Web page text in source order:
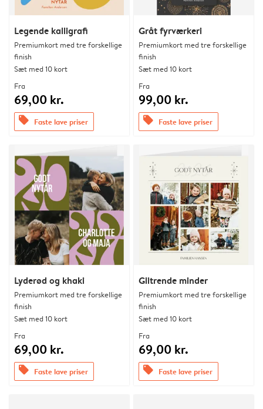
Legende kalligrafi
Premiumkort med tre forskellige
finish
Sæt med 10 kort
Fra
69,00 kr.
offers Faste lave priser
Gråt fyrværkeri
Premiumkort med tre forskellige
finish
Sæt med 10 kort
Fra
99,00 kr.
offers Faste lave priser
Lyderød og khaki
Premiumkort med tre forskellige
finish
Sæt med 10 kort
Fra
69,00 kr.
offers Faste lave priser
Glitrende minder
Premiumkort med tre forskellige
finish
Sæt med 10 kort
Fra
69,00 kr.
offers Faste lave priser